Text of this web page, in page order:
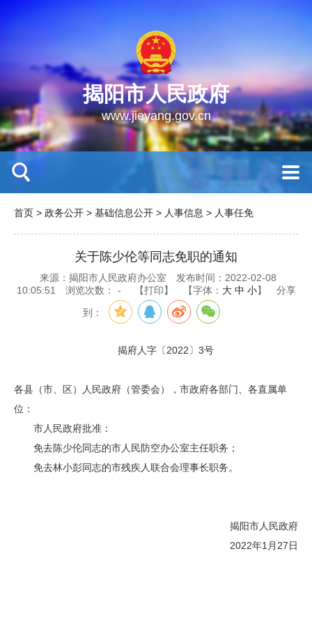
揭阳市人民政府
www.jieyang.gov.cn
首页 > 政务公开 > 基础信息公开 > 人事信息 > 人事任免
关于陈少伦等同志免职的通知
来源：揭阳市人民政府办公室
发布时间：2022-02-08
10:05:51
浏览次数： - 【打印】 【字体： 大 中 小】 分享
到：
揭府人字〔2022〕3号
各县（市、区）人民政府（管委会），市政府各部门、各直属单
位：
市人民政府批准：
免去陈少伦同志的市人民防空办公室主任职务；
免去林小彭同志的市残疾人联合会理事长职务。
揭阳市人民政府
2022年1月27日